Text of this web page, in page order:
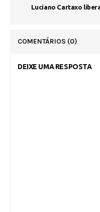
Luciano Cartaxo
COMENTÁRIOS (0)
DEIXE UMA RESPOSTA